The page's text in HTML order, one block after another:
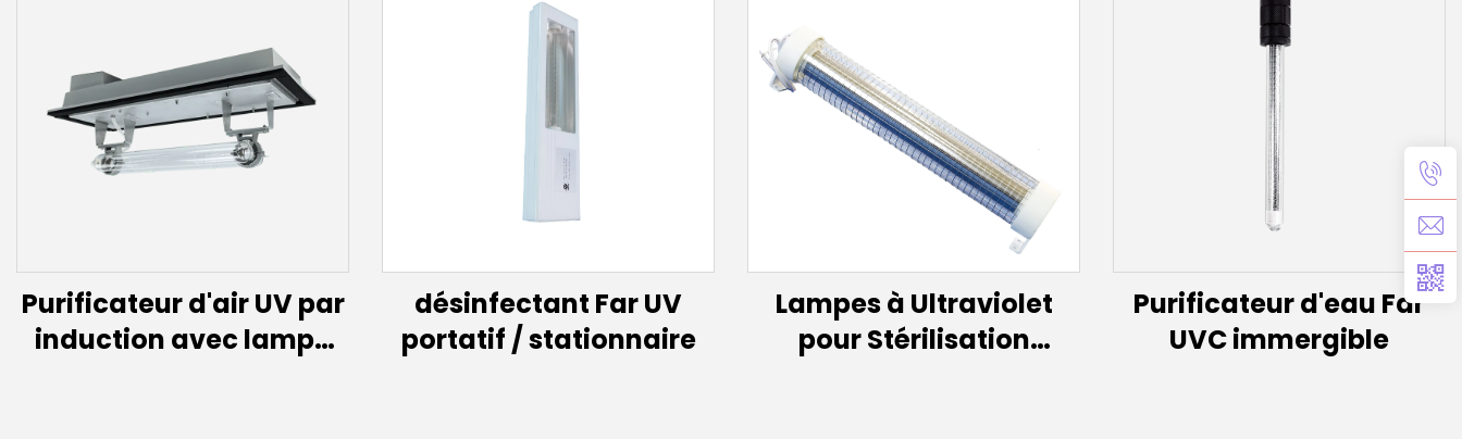
Purificateur d'air UV par
induction avec lampe
désinfectant Far UV
portatif / stationnaire
Lampes à Ultraviolet
pour Stérilisation
Purificateur d'eau Far
UVC immergible